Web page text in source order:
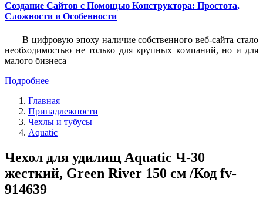
Создание Сайтов с Помощью Конструктора: Простота,
Сложности и Особенности
В цифровую эпоху наличие собственного веб-сайта стало
необходимостью не только для крупных компаний, но и для
малого бизнеса
Подробнее
Главная
Принадлежности
Чехлы и тубусы
Aquatic
Чехол для удилищ Aquatic Ч-30
жесткий, Green River 150 см /Код fv-
914639